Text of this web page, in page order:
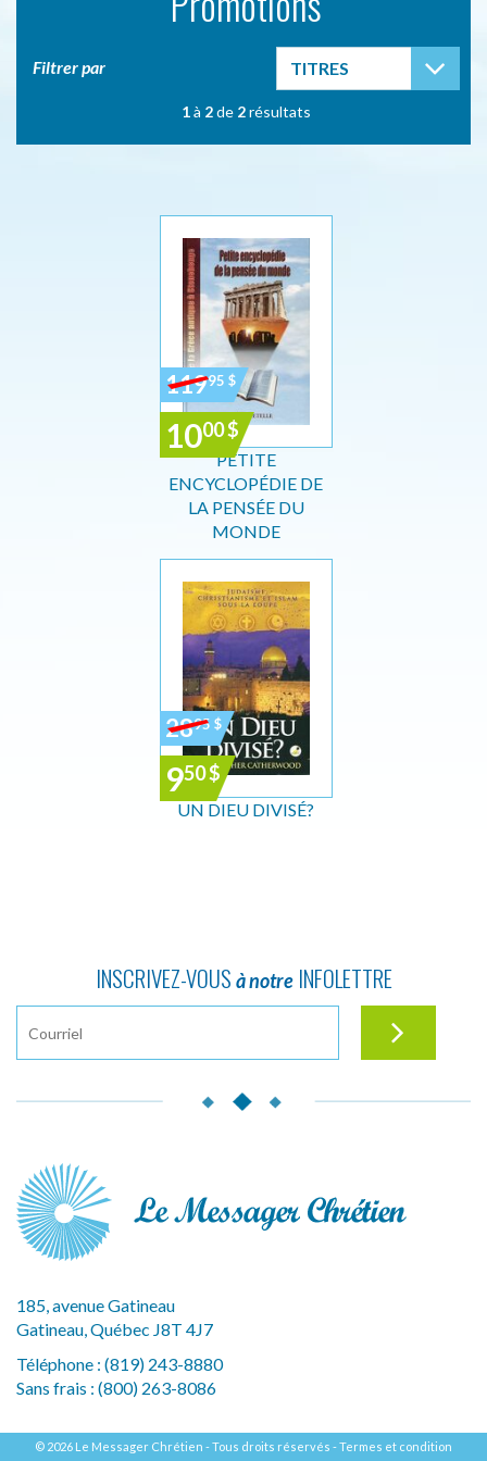
Filtrer par TITRES
1à 2de 2résultats
11995 $
1000$
PETITE
ENCYCLOPÉDIE DE
LA PENSÉE DU
MONDE
2895 $
950$
UN DIEU DIVISÉ?
INSCRIVEZ-VOUS à notreINFOLETTRE
185, avenue Gatineau
Gatineau, Québec J8T 4J7
Téléphone : (819) 243-8880
Sans frais : (800) 263-8086
© 2026 Le Messager Chrétien - Tous droits réservés -Termes et condition